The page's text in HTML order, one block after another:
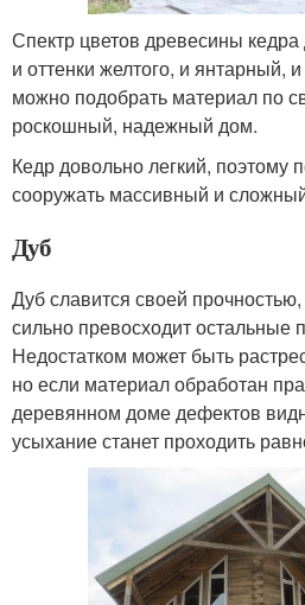
Спектр цветов древесины
и оттенки желтого, и янтарный,
можно подобрать материал по
роскошный, надежный дом.
Кедр довольно легкий, поэтому
сооружать массивный и
Дуб
Дуб славится своей
сильно превосходит остальные
Недостатком может быть
но если материал обработан
деревянном доме дефектов
усыхание станет проходить